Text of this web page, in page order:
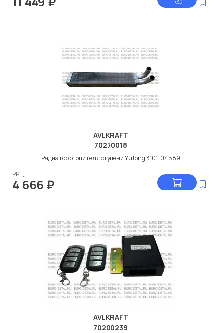
AVLKRAFT
70270018
Радиатор отопителя ступени Yutong 8101-04589
РРЦ
4 666 ₽
AVLKRAFT
70200239